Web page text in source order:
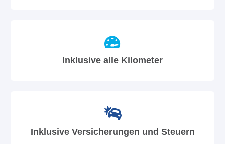
Inklusive alle Kilometer
Inklusive Versicherungen und Steuern